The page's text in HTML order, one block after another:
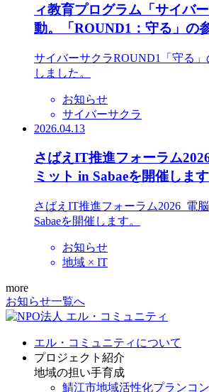
ィ教育プログラム「サイバ
動。「ROUND1：守る」の
サイバーサクラROUND1「守る
しました。
お知らせ
サイバーサクラ
2026.04.13
さばえIT推進フォーラム
ミット in Sabaeを開催します
さばえIT推進フォーラム2026_電
Sabaeを開催します。
お知らせ
地域 × IT
more
お知らせ一覧へ
エル・コミュニティについて
プロジェクト紹介
地域の担い手育成
鯖江市地域活性化プランコ